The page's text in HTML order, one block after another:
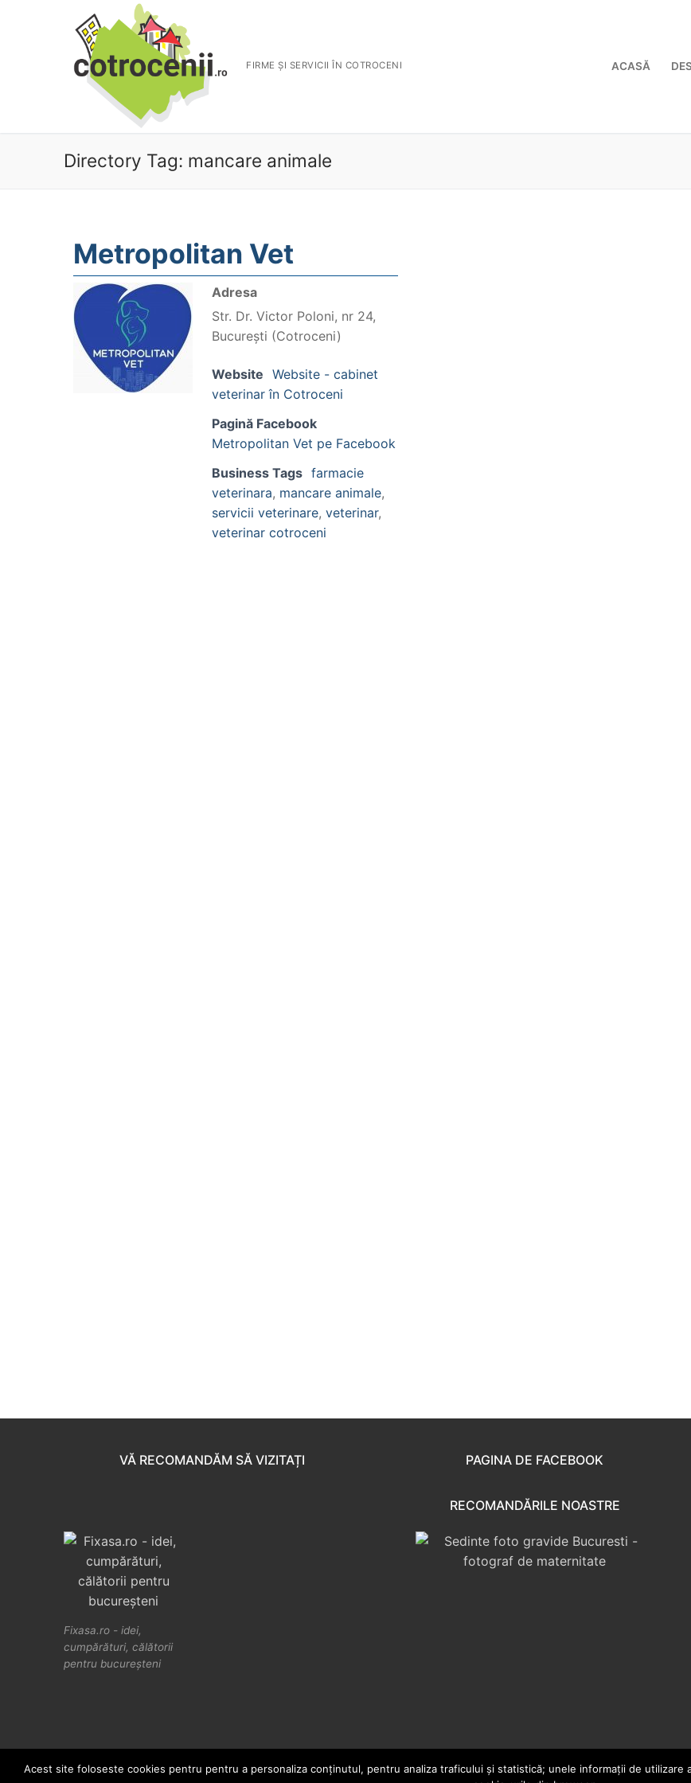
FIRME ȘI SERVICII ÎN COTROCENI ACASĂ
Directory Tag: mancare animale
Metropolitan Vet
Adresa
Str. Dr. Victor Poloni, nr 24,
București (Cotroceni)
Website Website - cabinet
veterinar în Cotroceni
Pagină Facebook
Metropolitan Vet pe Facebook
Business Tags farmacie
veterinara, mancare animale,
servicii veterinare, veterinar,
veterinar cotroceni
VĂ RECOMANDĂM SĂ VIZITAȚI
Fixasa.ro - idei,
cumpărături, călătorii
pentru bucureșteni
PAGINA DE FACEBOOK
RECOMANDĂRILE NOASTRE
Acest site foloseste cookies pentru pentru a personaliza conținutul, pentru analiza traficului și statistică; unele informații de